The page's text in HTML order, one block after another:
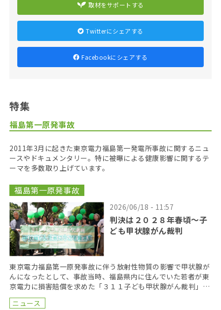
取材をサポートする
Twitterにシェアする
Facebookにシェアする
特集
福島第一原発事故
2011年3月に起きた東京電力福島第一発電所事故に関するニュ
ースやドキュメンタリー。特に被曝による健康影響に関するテ
ーマを多数取り上げています。
福島第一原発事故
2026/06/18 - 11:57
判決は２０２８年春頃〜子
ども甲状腺がん裁判
東京電力福島第一原発事故に伴う放射性物質の影響で甲状腺が
んになったとして、事故当時、福島県内に住んでいた若者が東
京電力に損害賠償を求めた「３１１子ども甲状腺がん裁判」の
第１８回口頭弁論が２０２６年６月１７日に開かれた。裁 […]
ニュース